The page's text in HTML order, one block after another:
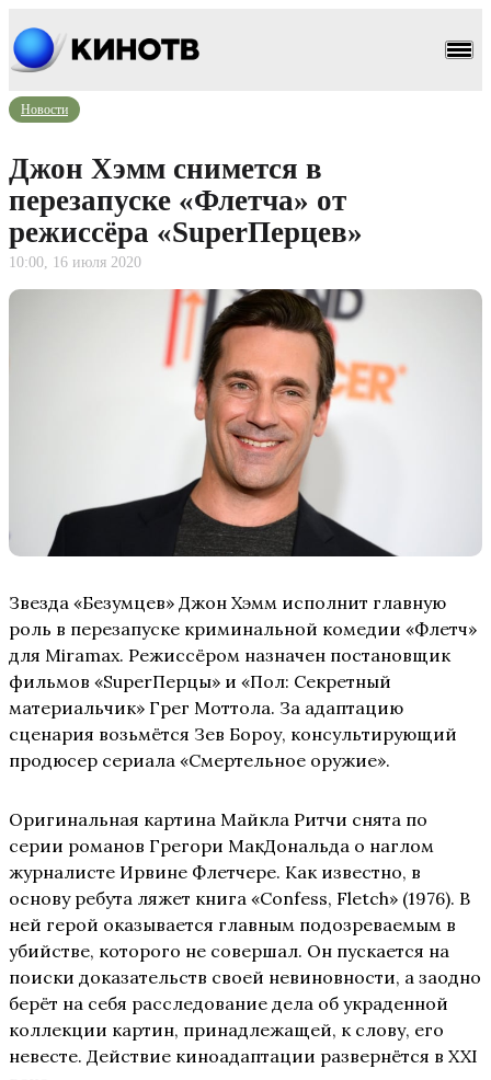
Новости
Джон Хэмм снимется в
перезапуске «Флетча» от
режиссёра «SuperПерцев»
10:00, 16 июля 2020
Звезда «Безумцев» Джон Хэмм исполнит главную
роль в перезапуске криминальной комедии «Флетч»
для Miramax. Режиссёром назначен постановщик
фильмов «SuperПерцы» и «Пол: Секретный
материальчик» Грег Моттола. За адаптацию
сценария возьмётся Зев Бороу, консультирующий
продюсер сериала «Смертельное оружие».
Оригинальная картина Майкла Ритчи снята по
серии романов Грегори МакДональда о наглом
журналисте Ирвине Флетчере. Как известно, в
основу ребута ляжет книга «Confess, Fletch» (1976). В
ней герой оказывается главным подозреваемым в
убийстве, которого не совершал. Он пускается на
поиски доказательств своей невиновности, а заодно
берёт на себя расследование дела об украденной
коллекции картин, принадлежащей, к слову, его
невесте. Действие киноадаптации развернётся в XXI